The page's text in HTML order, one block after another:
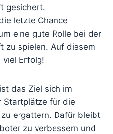
gesichert.
letzte Chance
eine gute Rolle bei der
zu spielen. Auf diesem
viel Erfolg!
das Ziel sich im
Startplätze für die
ergattern. Dafür bleibt
zu verbessern und